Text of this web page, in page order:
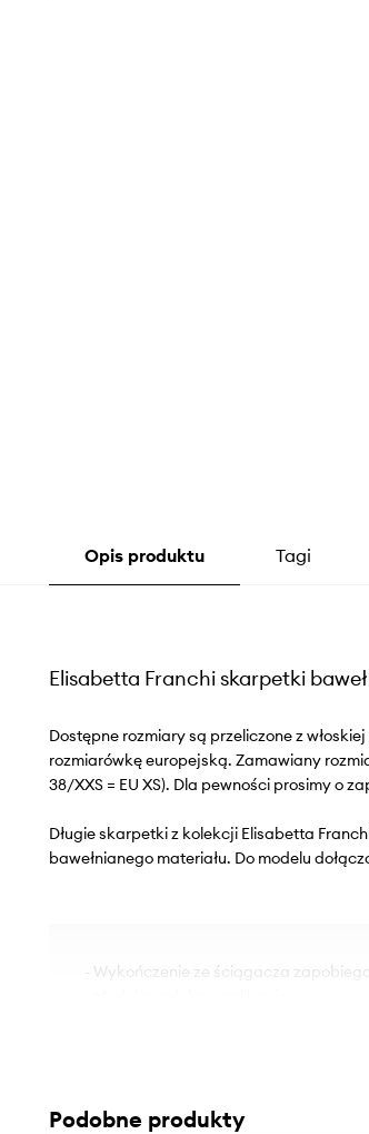
Opis produktu Tagi
Elisabetta Franchi skarpetki
Dostępne rozmiary są przeliczone z
rozmiarówkę europejską. Zamawiany
38/XXS = EU XS). Dla pewności prosimy o
Długie skarpetki z kolekcji Elisabetta
bawełnianego materiału. Do modelu
- Wykończenie ze ściągacza
Podobne produkty